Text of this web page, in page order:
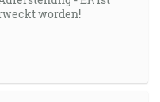
worden!